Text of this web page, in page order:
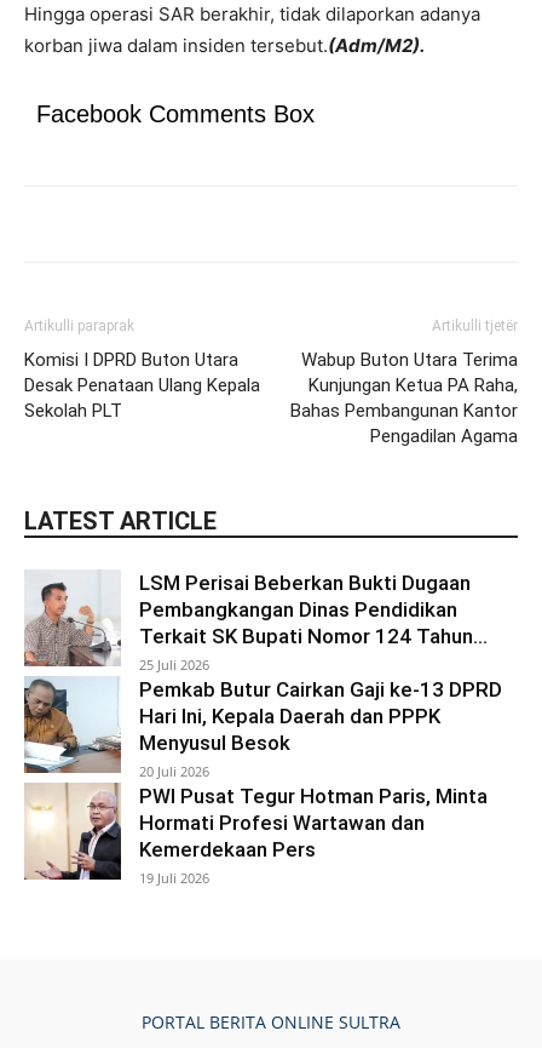
Hingga operasi SAR berakhir, tidak dilaporkan adanya
korban jiwa dalam insiden tersebut.(Adm/M2).
Facebook Comments Box
Artikulli paraprak
Komisi I DPRD Buton Utara
Desak Penataan Ulang Kepala
Sekolah PLT
Artikulli tjetër
Wabup Buton Utara Terima
Kunjungan Ketua PA Raha,
Bahas Pembangunan Kantor
Pengadilan Agama
LATEST ARTICLE
LSM Perisai Beberkan Bukti Dugaan
Pembangkangan Dinas Pendidikan
Terkait SK Bupati Nomor 124 Tahun...
25 Juli 2026
Pemkab Butur Cairkan Gaji ke-13 DPRD
Hari Ini, Kepala Daerah dan PPPK
Menyusul Besok
20 Juli 2026
PWI Pusat Tegur Hotman Paris, Minta
Hormati Profesi Wartawan dan
Kemerdekaan Pers
19 Juli 2026
PORTAL BERITA ONLINE SULTRA